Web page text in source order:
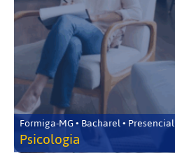
Formiga-MG • Bacharel • Presencial
Psicologia